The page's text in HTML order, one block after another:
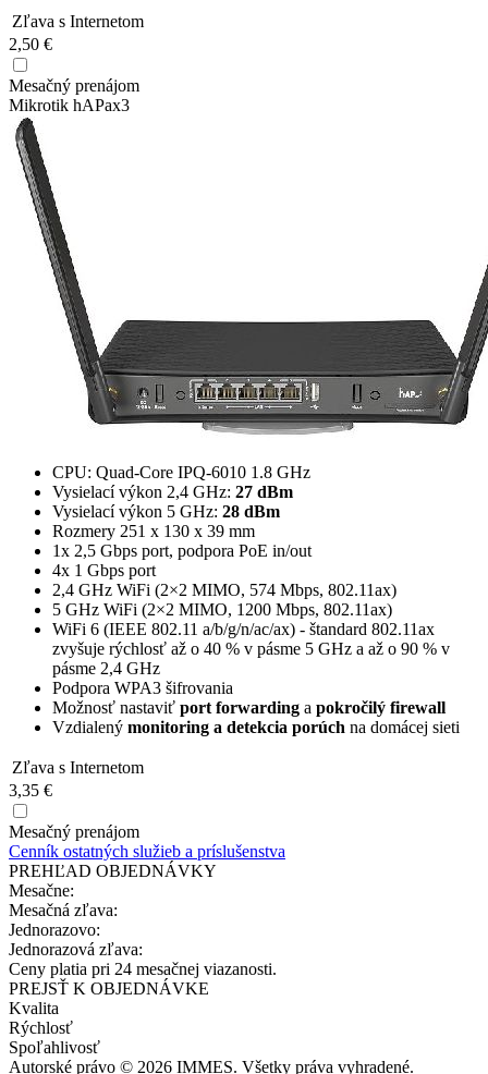
Zľava s Internetom
2,50 €
Mesačný prenájom
Mikrotik hAPax3
CPU: Quad-Core IPQ-6010 1.8 GHz
Vysielací výkon 2,4 GHz: 27 dBm
Vysielací výkon 5 GHz: 28 dBm
Rozmery 251 x 130 x 39 mm
1x 2,5 Gbps port, podpora PoE in/out
4x 1 Gbps port
2,4 GHz WiFi (2×2 MIMO, 574 Mbps, 802.11ax)
5 GHz WiFi (2×2 MIMO, 1200 Mbps, 802.11ax)
WiFi 6 (IEEE 802.11 a/b/g/n/ac/ax) - štandard 802.11ax
zvyšuje rýchlosť až o 40 % v pásme 5 GHz a až o 90 % v
pásme 2,4 GHz
Podpora WPA3 šifrovania
Možnosť nastaviť port forwarding a pokročilý firewall
Vzdialený monitoring a detekcia porúch na domácej sieti
Zľava s Internetom
3,35 €
Mesačný prenájom
Cenník ostatných služieb a príslušenstva
PREHĽAD OBJEDNÁVKY
Mesačne:
Mesačná zľava:
Jednorazovo:
Jednorazová zľava:
Ceny platia pri 24 mesačnej viazanosti.
PREJSŤ K OBJEDNÁVKE
Kvalita
Rýchlosť
Spoľahlivosť
Autorské právo © 2026 IMMES. Všetky práva vyhradené.